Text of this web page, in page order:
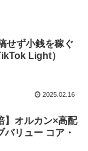
せず小銭を稼ぐ
Light）
2025.02.16
】オルカン×高配
リュー コア・